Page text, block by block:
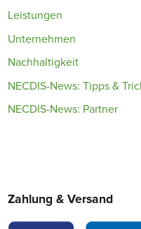
Leistungen
Unternehmen
Nachhaltigkeit
NECDIS-News: Tipps &
NECDIS-News: Partner
Zahlung & Versand